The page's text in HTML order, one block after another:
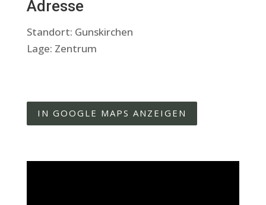
Adresse
Standort: Gunskirchen
Lage: Zentrum
IN GOOGLE MAPS ANZEIGEN